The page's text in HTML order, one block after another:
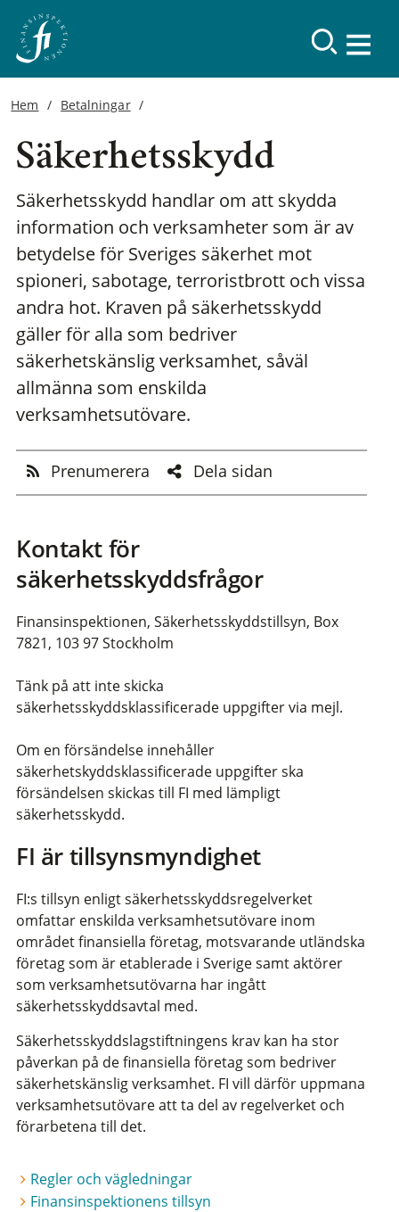
Hem Betalningar
Säkerhetsskydd
Säkerhetsskydd handlar om att skydda
information och verksamheter som är av
betydelse för Sveriges säkerhet mot
spioneri, sabotage, terroristbrott och vissa
andra hot. Kraven på säkerhetsskydd
gäller för alla som bedriver
säkerhetskänslig verksamhet, såväl
allmänna som enskilda
verksamhetsutövare.
Prenumerera Dela sidan
Kontakt för
säkerhetsskyddsfrågor
Finansinspektionen, Säkerhetsskyddstillsyn, Box
7821, 103 97 Stockholm
Tänk på att inte skicka
säkerhetsskyddsklassificerade uppgifter via mejl.
Om en försändelse innehåller
säkerhetskyddsklassificerade uppgifter ska
försändelsen skickas till FI med lämpligt
säkerhetsskydd.
FI är tillsynsmyndighet
FI:s tillsyn enligt säkerhetsskyddsregelverket
omfattar enskilda verksamhetsutövare inom
området finansiella företag, motsvarande utländska
företag som är etablerade i Sverige samt aktörer
som verksamhetsutövarna har ingått
säkerhetsskyddsavtal med.
Säkerhetsskyddslagstiftningens krav kan ha stor
påverkan på de finansiella företag som bedriver
säkerhetskänslig verksamhet. FI vill därför uppmana
verksamhetsutövare att ta del av regelverket och
förarbetena till det.
Regler och vägledningar
Finansinspektionens tillsyn